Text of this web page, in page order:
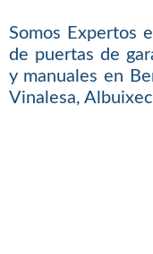
Somos Expertos
de puertas de
y manuales en
Vinalesa,